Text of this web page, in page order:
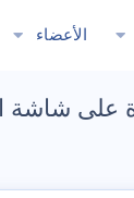
الأعضاء
على شاشة